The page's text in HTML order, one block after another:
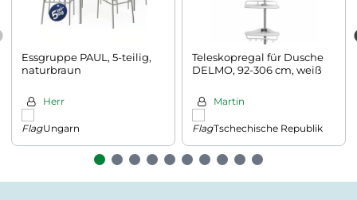
Essgruppe PAUL, 5-teilig,
naturbraun
Herr
Ungarn
Teleskopregal für Dusche
DELMO, 92-306 cm, weiß
Martin
Tschechische Republik